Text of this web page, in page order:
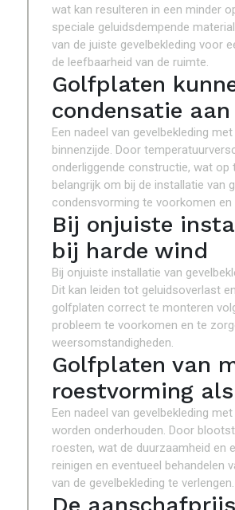
wat kan resulteren in een minder
speciale geluidsdempende
van de juiste gevelbekleding voor
de leefbaarheid van de ruimte.
Golfplaten
condensatie
Een nadeel van gevelbekleding
binnenzijde. Door
onderliggende constructie, wat
belangrijk om bij de installatie van
condensvorming te voorkomen en
Bij onjuiste
bij harde wind
Bij onjuiste installatie van
Dit kan leiden tot geluidsoverlast
golfplaten correct te monteren
probleem te voorkomen en te
weersomstandigheden.
Golfplaten van
roestvorming
Een nadeel van gevelbekleding
worden onderhouden. Door
roesten, wat de duurzaamheid en
reinigen en eventueel
van de gevelbekleding te verlengen.